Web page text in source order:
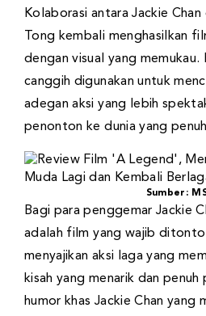
Kolaborasi antara Jackie
Tong kembali menghasilkan
dengan visual yang memukau.
canggih digunakan untuk
adegan aksi yang lebih
penonton ke dunia yang
Sumber:
Bagi para penggemar Jackie
adalah film yang wajib
menyajikan aksi laga yang
kisah yang menarik dan penuh
humor khas Jackie Chan yang